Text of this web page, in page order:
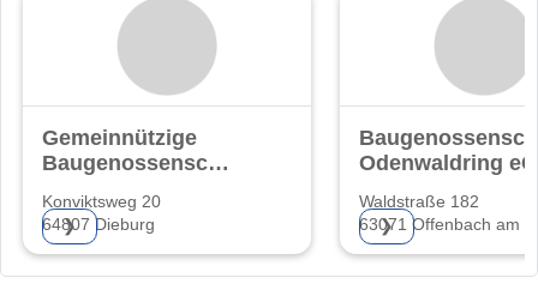
Gemeinnützige
Baugenossenschaft
Konviktsweg 20
64807 Dieburg
❯
Odenwaldring eG
Waldstraße 182
63071 Offenbach am
❯